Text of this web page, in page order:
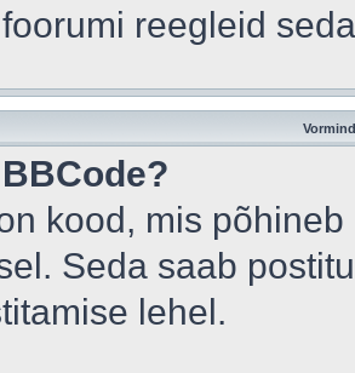
reegleid
kood, mis
Seda saab
lehel.